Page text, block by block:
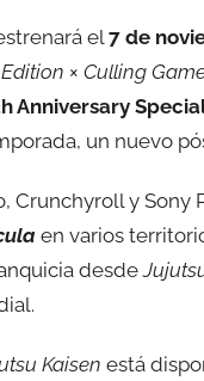
el 7 de
× Culling
Anniversary
un nuevo
Crunchyroll y Sony
en varios
desde
Kaisen está